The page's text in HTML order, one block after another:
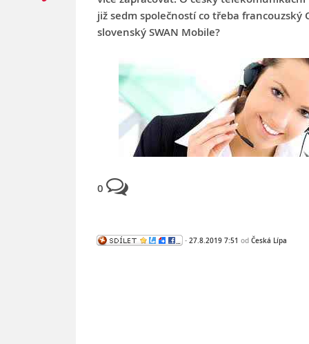
již sedm společností co třeba francouzský
slovenský SWAN Mobile?
0
- 27.8.2019 7:51 od Česká Lípa